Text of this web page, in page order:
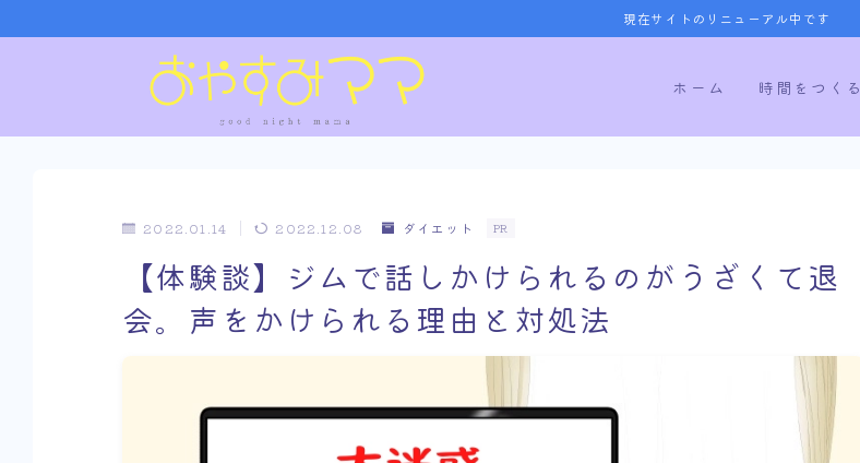
現在サイトのリニューアル中です
ホーム 時間をつくる
時間をつくる
健康になる
2022.01.14 2022.12.08 ダイエット PR
【体験談】ジムで話しかけられるのがうざくて退
会。声をかけられる理由と対処法